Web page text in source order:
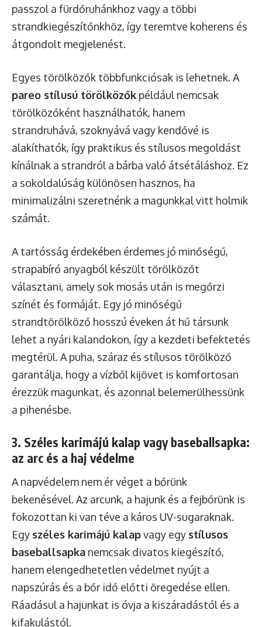
passzol a fürdőruhánkhoz vagy a többi
strandkiegészítőnkhöz, így teremtve koherens és
átgondolt megjelenést.
Egyes törölközők többfunkciósak is lehetnek. A
pareo stílusú törölközők például nemcsak
törölközőként használhatók, hanem
strandruhává, szoknyává vagy kendővé is
alakíthatók, így praktikus és stílusos megoldást
kínálnak a strandról a bárba való átsétáláshoz. Ez
a sokoldalúság különösen hasznos, ha
minimalizálni szeretnénk a magunkkal vitt holmik
számát.
A tartósság érdekében érdemes jó minőségű,
strapabíró anyagból készült törölközőt
választani, amely sok mosás után is megőrzi
színét és formáját. Egy jó minőségű
strandtörölköző hosszú éveken át hű társunk
lehet a nyári kalandokon, így a kezdeti befektetés
megtérül. A puha, száraz és stílusos törölköző
garantálja, hogy a vízből kijövet is komfortosan
érezzük magunkat, és azonnal belemerülhessünk
a pihenésbe.
3. Széles karimájú kalap vagy baseballsapka:
az arc és a haj védelme
A napvédelem nem ér véget a bőrünk
bekenésével. Az arcunk, a hajunk és a fejbőrünk is
fokozottan ki van téve a káros UV-sugaraknak.
Egy széles karimájú kalapvagy egy stílusos
baseballsapka nemcsak divatos kiegészítő,
hanem elengedhetetlen védelmet nyújt a
napszúrás és a bőr idő előtti öregedése ellen.
Ráadásul a hajunkat is óvja a kiszáradástól és a
kifakulástól.